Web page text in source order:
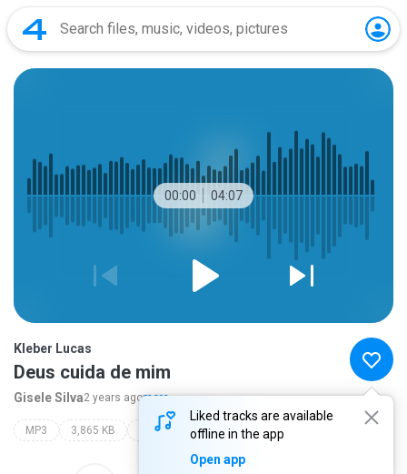
00:00 04:07
Liked tracks are available
offline in the app
Open app
Kleber Lucas
Deus cuida de mim
Gisele Silva2 years agomore...
MP3 3,865 KB Gospel músicas kleber lucas